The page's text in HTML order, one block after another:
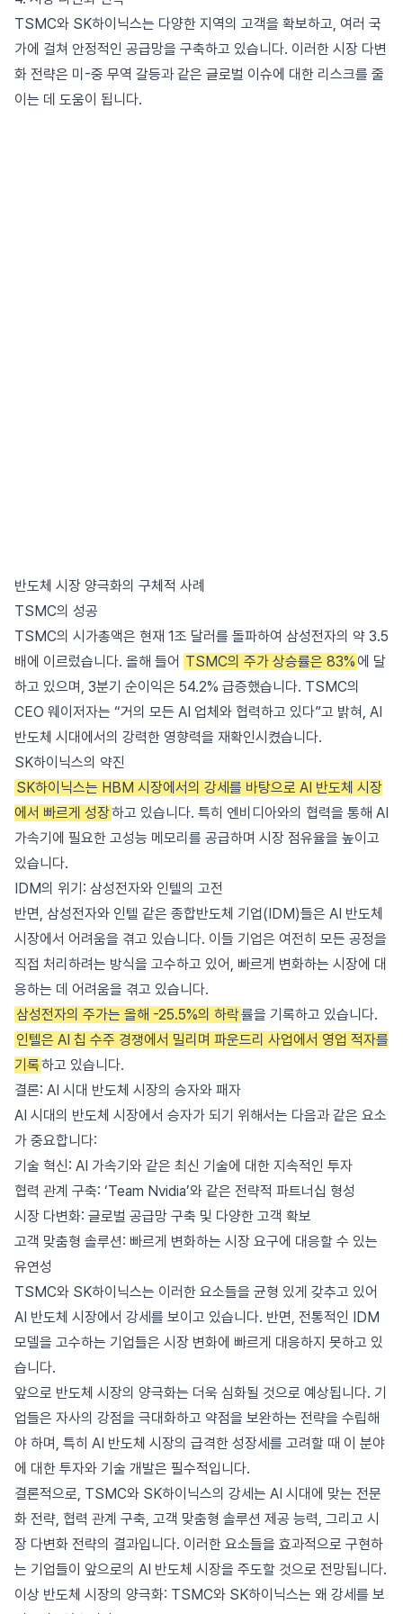
TSMC와 SK하이닉스는 다양한 지역의 고객을 확보하고, 여러 국
가에 걸쳐 안정적인 공급망을 구축하고 있습니다. 이러한 시장 다변
화 전략은 미-중 무역 갈등과 같은 글로벌 이슈에 대한 리스크를 줄
이는 데 도움이 됩니다.
반도체 시장 양극화의 구체적 사례
TSMC의 성공
TSMC의 시가총액은 현재 1조 달러를 돌파하여 삼성전자의 약 3.5
배에 이르렀습니다. 올해 들어 TSMC의 주가 상승률은 83%에 달
하고 있으며, 3분기 순이익은 54.2% 급증했습니다. TSMC의
CEO 웨이저자는 “거의 모든 AI 업체와 협력하고 있다”고 밝혀, AI
반도체 시대에서의 강력한 영향력을 재확인시켰습니다.
SK하이닉스의 약진
SK하이닉스는 HBM 시장에서의 강세를 바탕으로 AI 반도체 시장
에서 빠르게 성장하고 있습니다. 특히 엔비디아와의 협력을 통해 AI
가속기에 필요한 고성능 메모리를 공급하며 시장 점유율을 높이고
있습니다.
IDM의 위기: 삼성전자와 인텔의 고전
반면, 삼성전자와 인텔 같은 종합반도체 기업(IDM)들은 AI 반도체
시장에서 어려움을 겪고 있습니다. 이들 기업은 여전히 모든 공정을
직접 처리하려는 방식을 고수하고 있어, 빠르게 변화하는 시장에 대
응하는 데 어려움을 겪고 있습니다.
삼성전자의 주가는 올해 -25.5%의 하락률을 기록하고 있습니다.
인텔은 AI 칩 수주 경쟁에서 밀리며 파운드리 사업에서 영업 적자를
기록하고 있습니다.
결론: AI 시대 반도체 시장의 승자와 패자
AI 시대의 반도체 시장에서 승자가 되기 위해서는 다음과 같은 요소
가 중요합니다:
기술 혁신: AI 가속기와 같은 최신 기술에 대한 지속적인 투자
협력 관계 구축: ‘Team Nvidia’와 같은 전략적 파트너십 형성
시장 다변화: 글로벌 공급망 구축 및 다양한 고객 확보
고객 맞춤형 솔루션: 빠르게 변화하는 시장 요구에 대응할 수 있는
유연성
TSMC와 SK하이닉스는 이러한 요소들을 균형 있게 갖추고 있어
AI 반도체 시장에서 강세를 보이고 있습니다. 반면, 전통적인 IDM
모델을 고수하는 기업들은 시장 변화에 빠르게 대응하지 못하고 있
습니다.
앞으로 반도체 시장의 양극화는 더욱 심화될 것으로 예상됩니다. 기
업들은 자사의 강점을 극대화하고 약점을 보완하는 전략을 수립해
야 하며, 특히 AI 반도체 시장의 급격한 성장세를 고려할 때 이 분야
에 대한 투자와 기술 개발은 필수적입니다.
결론적으로, TSMC와 SK하이닉스의 강세는 AI 시대에 맞는 전문
화 전략, 협력 관계 구축, 고객 맞춤형 솔루션 제공 능력, 그리고 시
장 다변화 전략의 결과입니다. 이러한 요소들을 효과적으로 구현하
는 기업들이 앞으로의 AI 반도체 시장을 주도할 것으로 전망됩니다.
이상 반도체 시장의 양극화: TSMC와 SK하이닉스는 왜 강세를 보